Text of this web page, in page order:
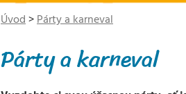
Úvod > Párty a karneval
Párty a karneval